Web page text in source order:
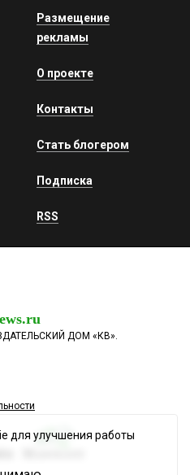
Размещение
рекламы
О проекте
Контакты
Стать блогером
Подписка
RSS
ДОМ «КВ».
для улучшения работы